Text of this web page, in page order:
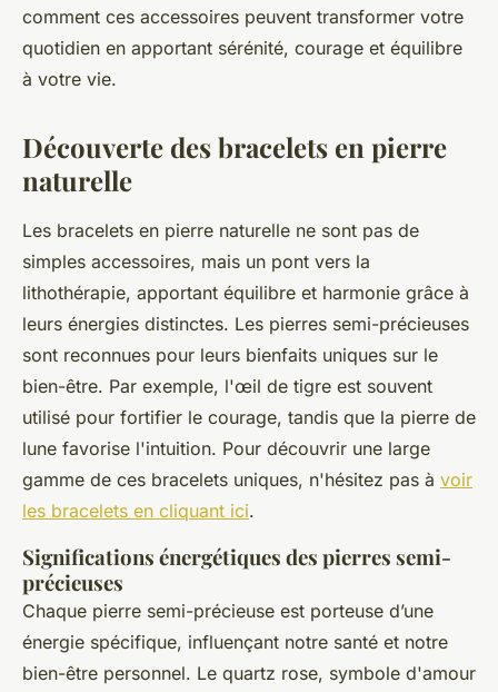
comment ces accessoires peuvent transformer votre
quotidien en apportant sérénité, courage et équilibre
à votre vie.
Découverte des bracelets en pierre
naturelle
Les bracelets en pierre naturelle ne sont pas de
simples accessoires, mais un pont vers la
lithothérapie, apportant équilibre et harmonie grâce à
leurs énergies distinctes. Les pierres semi-précieuses
sont reconnues pour leurs bienfaits uniques sur le
bien-être. Par exemple, l'œil de tigre est souvent
utilisé pour fortifier le courage, tandis que la pierre de
lune favorise l'intuition. Pour découvrir une large
gamme de ces bracelets uniques, n'hésitez pas à voir
les bracelets en cliquant ici.
Significations énergétiques des pierres semi-
précieuses
Chaque pierre semi-précieuse est porteuse d’une
énergie spécifique, influençant notre santé et notre
bien-être personnel. Le quartz rose, symbole d'amour